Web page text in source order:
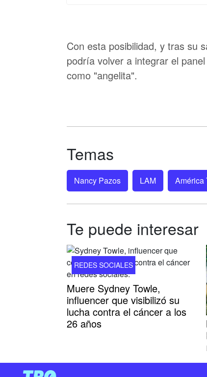
Con esta posibilidad, y tras su
podría volver a integrar el
como "angelita".
Temas
Nancy Pazos LAM América
Te puede interesar
REDES SOCIALES
Muere Sydney Towle,
influencer que visibilizó su
lucha contra el cáncer a los
26 años